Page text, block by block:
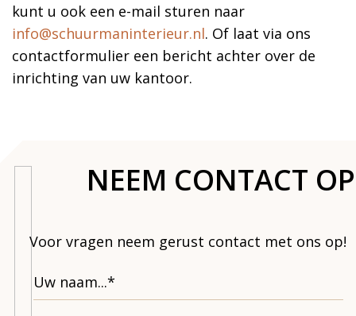
kunt u ook een e-mail sturen naar
info@schuurmaninterieur.nl. Of laat via ons
contactformulier een bericht achter over de
inrichting van uw kantoor.
NEEM CONTACT OP
Voor vragen neem gerust contact met ons op!